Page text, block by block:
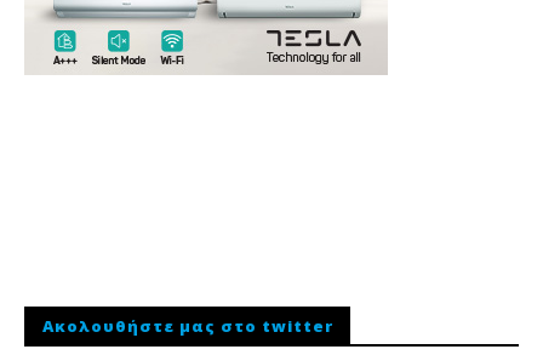
Ακολουθήστε μας στο twitter